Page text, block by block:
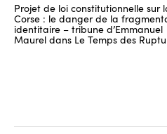
Projet de loi constitutionnelle sur
Corse : le danger de la
identitaire – tribune d’Emmanuel
Maurel dans Le Temps des